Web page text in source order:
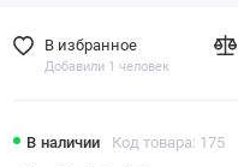
В наличии Код товара: 175
В избранное
Добавили 1 человек